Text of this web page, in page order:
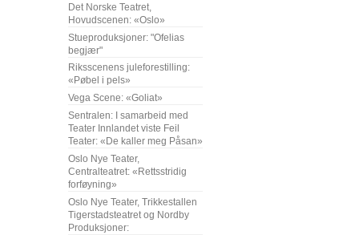
Det Norske Teatret,
Hovudscenen: «Oslo»
Stueproduksjoner: "Ofelias
begjær"
Riksscenens juleforestilling:
«Pøbel i pels»
Vega Scene: «Goliat»
Sentralen: I samarbeid med
Teater Innlandet viste Feil
Teater: «De kaller meg Påsan»
Oslo Nye Teater,
Centralteatret: «Rettsstridig
forføyning»
Oslo Nye Teater, Trikkestallen
Tigerstadsteatret og Nordby
Produksjoner: